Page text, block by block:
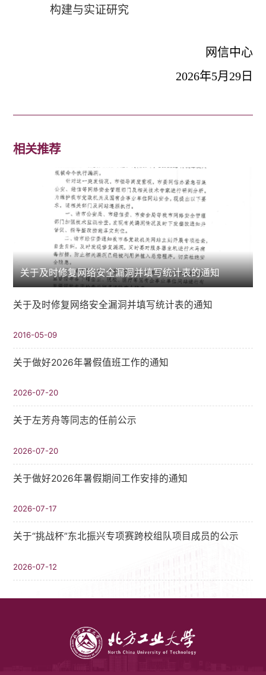
构建与实证研究
网信中心
2026年5月 29日
相关推荐
关于及时修复网络安全漏洞并填写统计表的通知
关于及时修复网络安全漏洞并填写统计表的通知
2016-05-09
关于做好2026年暑假值班工作的通知
2026-07-20
关于左芳舟等同志的任前公示
2026-07-20
关于做好2026年暑假期间工作安排的通知
2026-07-17
关于“挑战杯”东北振兴专项赛跨校组队项目成员的公示
2026-07-12